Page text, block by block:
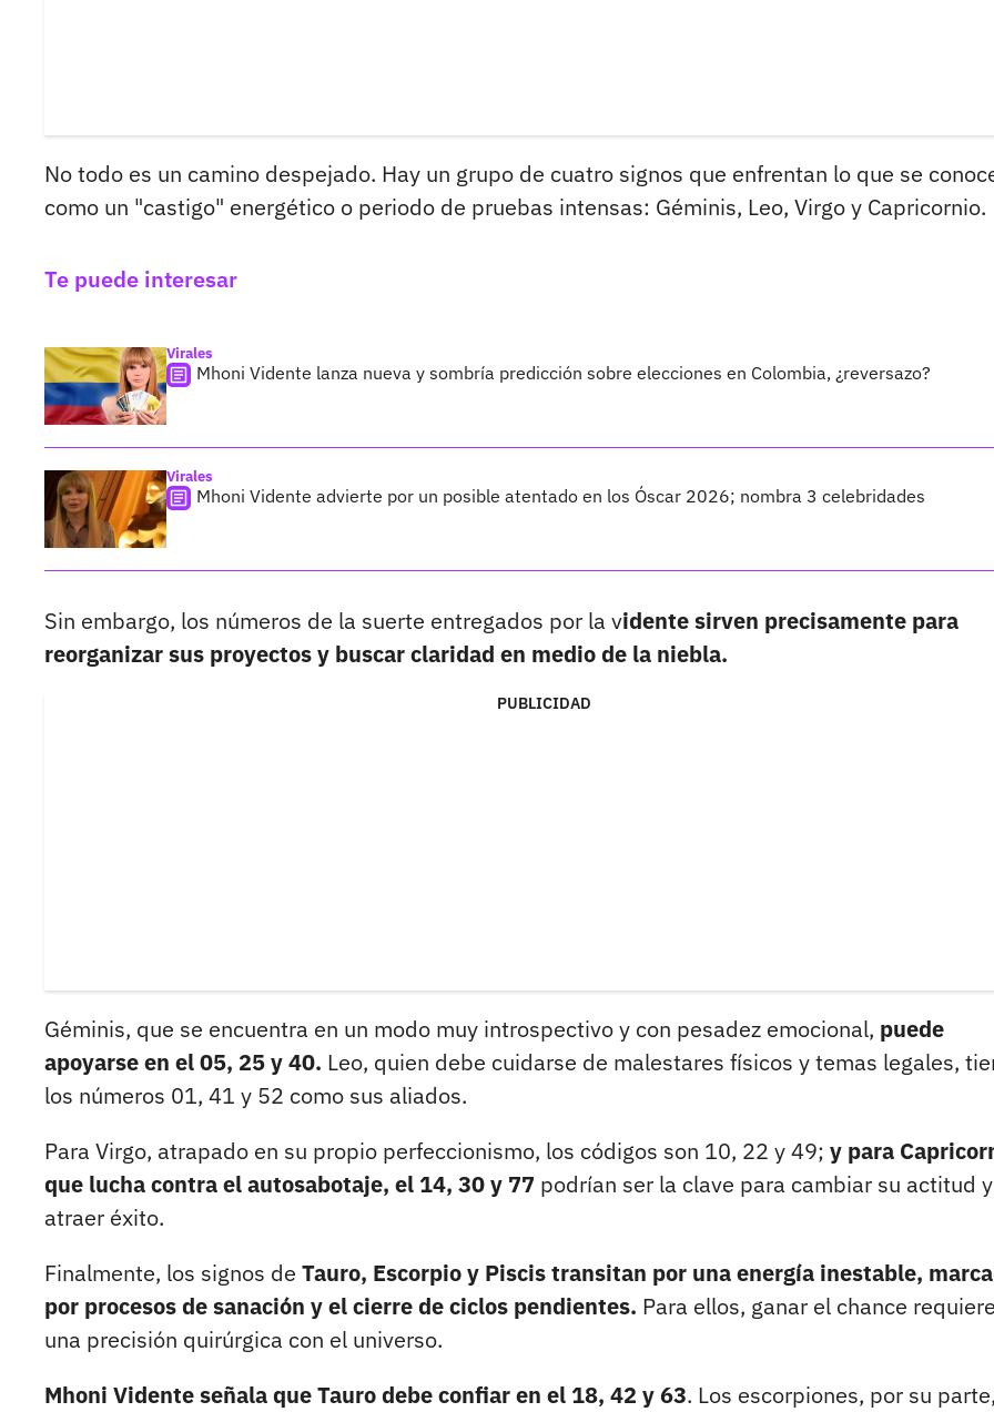
No todo es un camino despejado. Hay un grupo de cuatro signos que enfrentan lo que se
como un "castigo" energético o periodo de pruebas intensas: Géminis, Leo, Virgo y Capricornio.
Te puede interesar
Virales
Mhoni Vidente lanza nueva y sombría predicción sobre elecciones en Colombia, ¿reversazo?
Virales
Mhoni Vidente advierte por un posible atentado en los Óscar 2026; nombra 3 celebridades
Sin embargo, los números de la suerte entregados por la vidente sirven precisamente para
reorganizar sus proyectos y buscar claridad en medio de la niebla.
PUBLICIDAD
Géminis, que se encuentra en un modo muy introspectivo y con pesadez emocional, puede
apoyarse en el 05, 25 y 40. Leo, quien debe cuidarse de malestares físicos y temas legales,
los números 01, 41 y 52 como sus aliados.
Para Virgo, atrapado en su propio perfeccionismo, los códigos son 10, 22 y 49; y para
que lucha contra el autosabotaje, el 14, 30 y 77 podrían ser la clave para cambiar su actitud y
atraer éxito.
Finalmente, los signos de Tauro, Escorpio y Piscis transitan por una energía inestable,
por procesos de sanación y el cierre de ciclos pendientes. Para ellos, ganar el chance
una precisión quirúrgica con el universo.
Mhoni Vidente señala que Tauro debe confiar en el 18, 42 y 63. Los escorpiones, por su